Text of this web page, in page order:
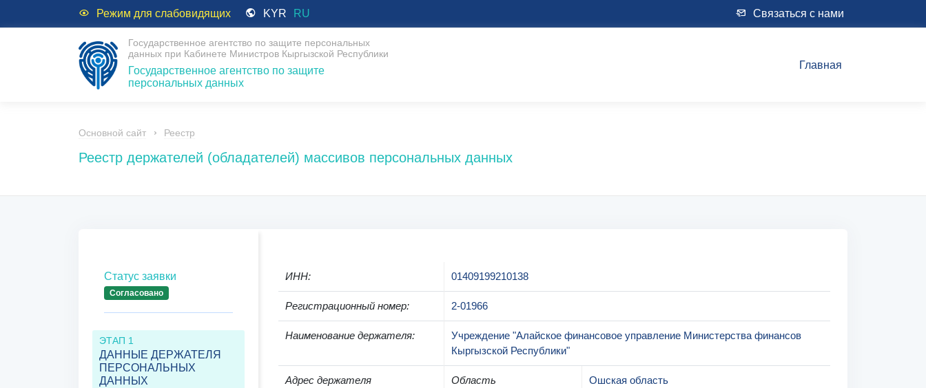
Режим для слабовидящих KYR RU Связаться с нами
Государственное агентство по защите персональных
данных при Кабинете Министров Кыргызской Республики
Государственное агентство по защите
персональных данных
Главная
Основной сайт Реестр
Реестр держателей (обладателей) массивов персональных данных
Статус заявки
Согласовано
ЭТАП 1
ДАННЫЕ ДЕРЖАТЕЛЯ
ПЕРСОНАЛЬНЫХ
ДАННЫХ
ИНН: 01409199210138
Регистрационный номер: 2-01966
Наименование держателя:
Учреждение "Алайское финансовое управление Министерства финансов
Кыргызской Республики"
Адрес держателя Область Ошская область